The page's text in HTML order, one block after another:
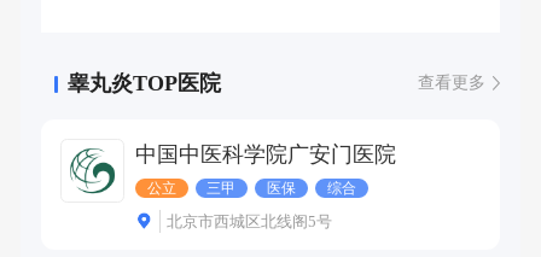
睾丸炎TOP医院 查看更多
中国中医科学院广安门医院
公立 三甲 医保 综合
北京市西城区北线阁5号